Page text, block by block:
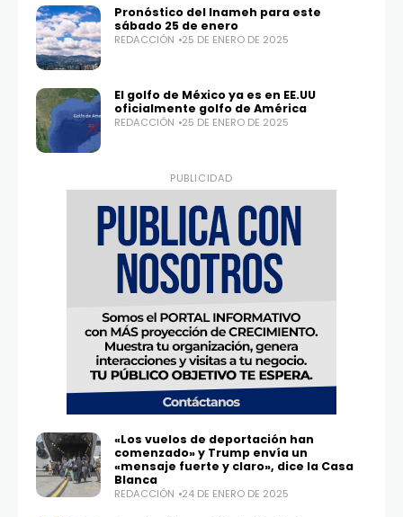
Pronóstico del Inameh para este
sábado 25 de enero
REDACCIÓN 25 DE ENERO DE 2025
El golfo de México ya es en EE.UU
oficialmente golfo de América
REDACCIÓN 25 DE ENERO DE 2025
PUBLICIDAD
«Los vuelos de deportación han
comenzado» y Trump envía un
«mensaje fuerte y claro», dice la Casa
Blanca
REDACCIÓN 24 DE ENERO DE 2025